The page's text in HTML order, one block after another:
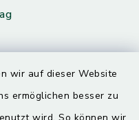
wir auf dieser Website
ermöglichen besser zu